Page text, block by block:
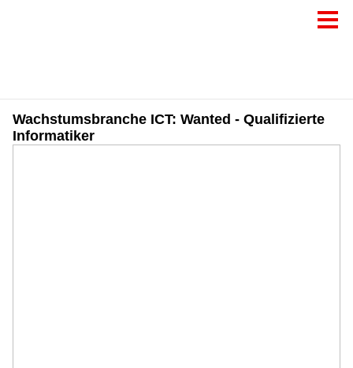
Wachstumsbranche ICT: Wanted - Qualifizierte
Informatiker